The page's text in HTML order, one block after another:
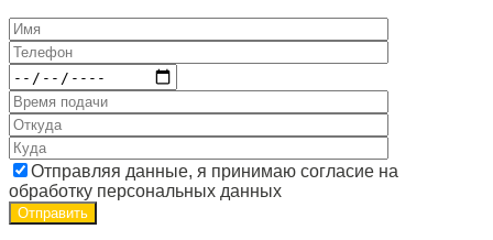
Отправляя данные, я принимаю согласие на
обработку персональных данных